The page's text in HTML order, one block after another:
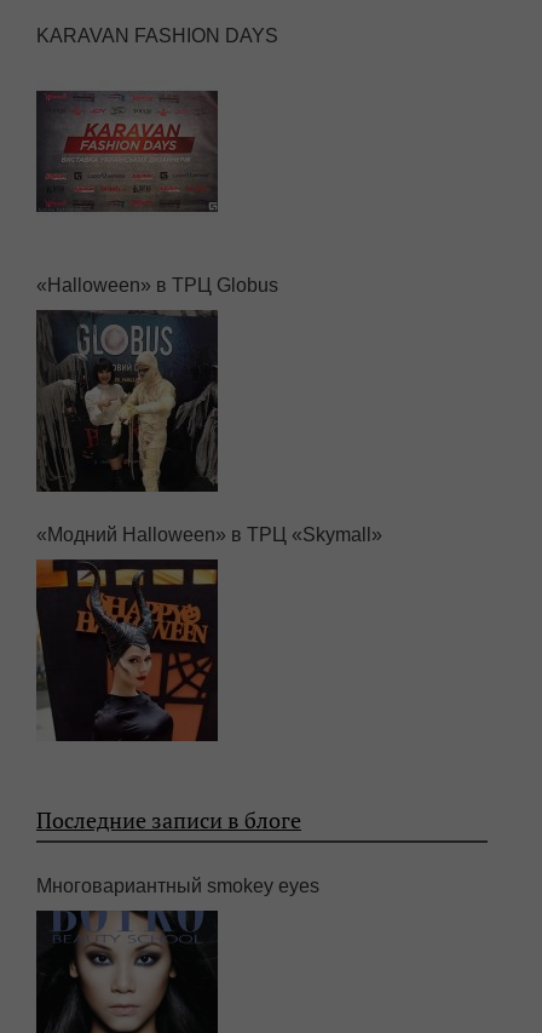
KARAVAN FASHION DAYS
«Halloween» в ТРЦ Globus
«Модний Halloween» в ТРЦ «Skymall»
Последние записи в блоге
Многовариантный smokey eyes